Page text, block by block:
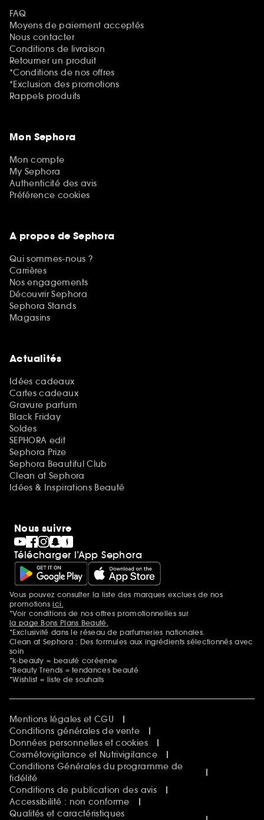
FAQ
Moyens de paiement acceptés
Nous contacter
Conditions de livraison
Retourner un produit
*Conditions de nos offres
*Exclusion des promotions
Rappels produits
Mon Sephora
Mon compte
My Sephora
Authenticité des avis
Préférence cookies
A propos de Sephora
Qui sommes-nous ?
Carrières
Nos engagements
Découvrir Sephora
Sephora Stands
Magasins
Actualités
Idées cadeaux
Cartes cadeaux
Gravure parfum
Black Friday
Soldes
SEPHORA edit
Sephora Prize
Sephora Beautiful Club
Clean at Sephora
Idées & Inspirations Beauté
Nous suivre
Télécharger l’App Sephora
Mentions additionnelles
Vous pouvez consulter la liste des marques exclues de nos
promotionsici.
*Voir conditions de nos offres promotionnelles sur
la page Bons Plans Beauté.
*Exclusivité dans le réseau de parfumeries nationales.
Clean at Sephora : Des formules aux ingrédients sélectionnés avec
soin
*k-beauty = beauté coréenne
*Beauty Trends = tendances beauté
*Wishlist = liste de souhaits
Mentions légales et CGU
Conditions générales de vente
Données personnelles et cookies
Cosmétovigilance et Nutrivigilance
Conditions Générales du programme de
fidélité
Conditions de publication des avis
Accessibilité : non conforme
Qualités et caractéristiques